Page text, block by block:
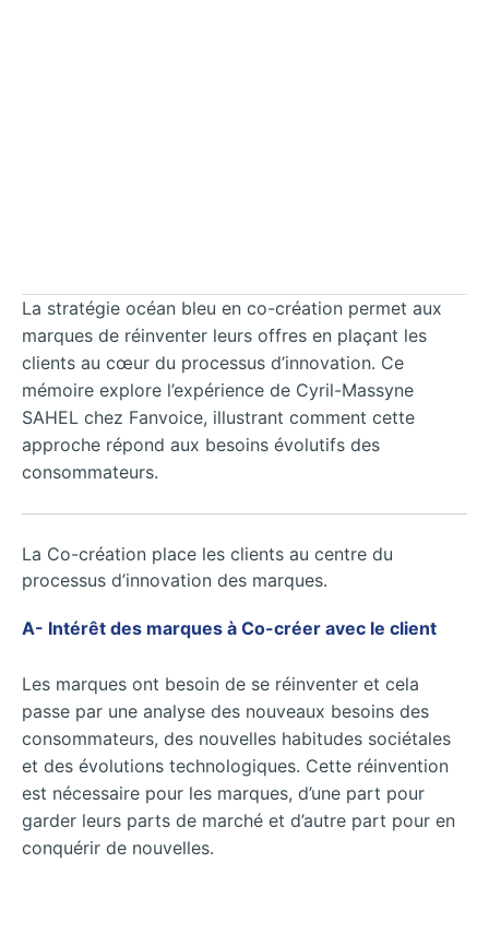
La stratégie océan bleu en co-création permet aux
marques de réinventer leurs offres en plaçant les
clients au cœur du processus d’innovation. Ce
mémoire explore l’expérience de Cyril-Massyne
SAHEL chez Fanvoice, illustrant comment cette
approche répond aux besoins évolutifs des
consommateurs.
La Co-création place les clients au centre du
processus d’innovation des marques.
A- Intérêt des marques à Co-créer avec le client
Les marques ont besoin de se réinventer et cela
passe par une analyse des nouveaux besoins des
consommateurs, des nouvelles habitudes sociétales
et des évolutions technologiques. Cette réinvention
est nécessaire pour les marques, d’une part pour
garder leurs parts de marché et d’autre part pour en
conquérir de nouvelles.